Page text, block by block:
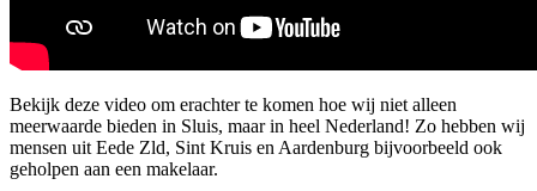
Bekijk deze video om erachter te komen hoe wij niet alleen
meerwaarde bieden in Sluis, maar in heel Nederland! Zo hebben wij
mensen uit Eede Zld, Sint Kruis en Aardenburg bijvoorbeeld ook
geholpen aan een makelaar.